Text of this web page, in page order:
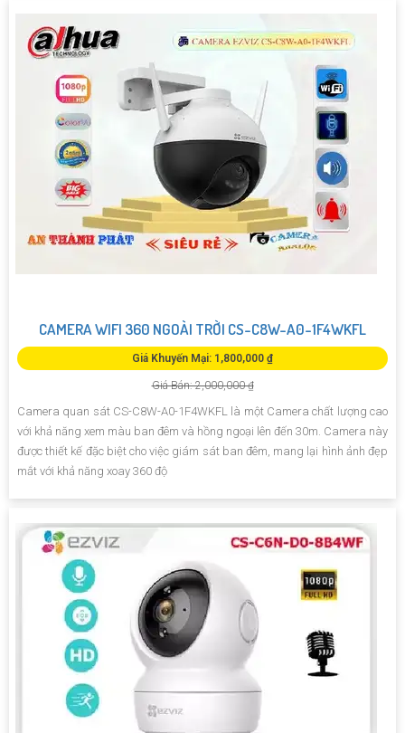
CAMERA WIFI 360 NGOÀI TRỜI CS-C8W-A0-1F4WKFL
Giá Khuyến Mại: 1,800,000 ₫
Giá Bán: 2,000,000 ₫
Camera quan sát CS-C8W-A0-1F4WKFL là một Camera chất lượng cao
với khả năng xem màu ban đêm và hồng ngoại lên đến 30m. Camera này
được thiết kế đặc biệt cho việc giám sát ban đêm, mang lại hình ảnh đẹp
mắt với khả năng xoay 360 độ